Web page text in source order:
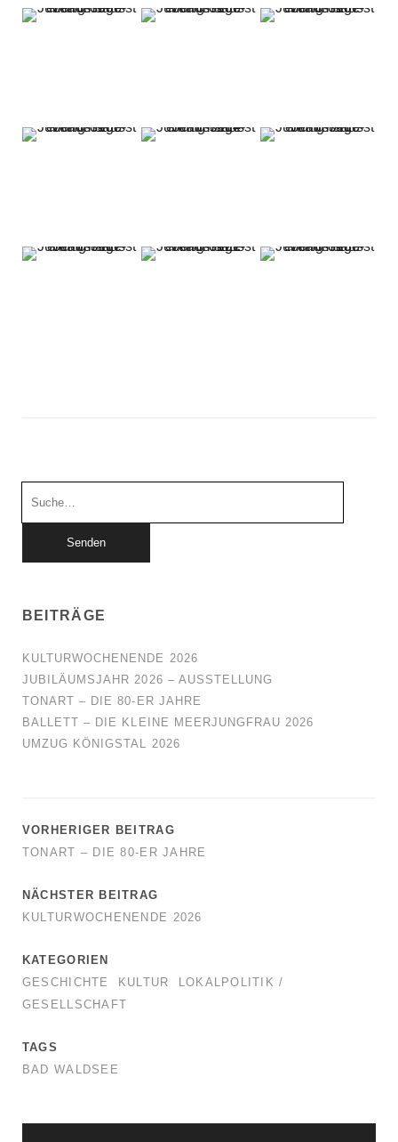
BEITRÄGE
KULTURWOCHENENDE 2026
JUBILÄUMSJAHR 2026 – AUSSTELLUNG
TONART – DIE 80-ER JAHRE
BALLETT – DIE KLEINE MEERJUNGFRAU 2026
UMZUG KÖNIGSTAL 2026
VORHERIGER BEITRAG
TONART – DIE 80-ER JAHRE
NÄCHSTER BEITRAG
KULTURWOCHENENDE 2026
KATEGORIEN
GESCHICHTE
KULTUR
LOKALPOLITIK /
GESELLSCHAFT
TAGS
BAD WALDSEE